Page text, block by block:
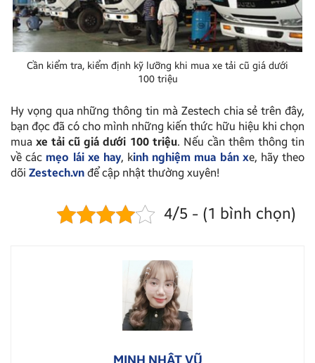
Cần kiểm tra, kiểm định kỹ lưỡng khi mua xe tải cũ giá dưới
100 triệu
Hy vọng qua những thông tin mà Zestech chia sẻ trên đây,
bạn đọc đã có cho mình những kiến thức hữu hiệu khi chọn
muaxe tải cũ giá dưới 100 triệu. Nếu cần thêm thông tin
về các mẹo lái xe hay, kinh nghiệm mua bán xe, hãy theo
dõi Zestech.vn để cập nhật thường xuyên!
4/5 - (1 bình chọn)